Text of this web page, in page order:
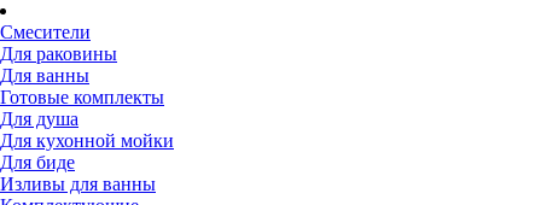
Смесители
Для раковины
Для ванны
Готовые комплекты
Для душа
Для кухонной мойки
Для биде
Изливы для ванны